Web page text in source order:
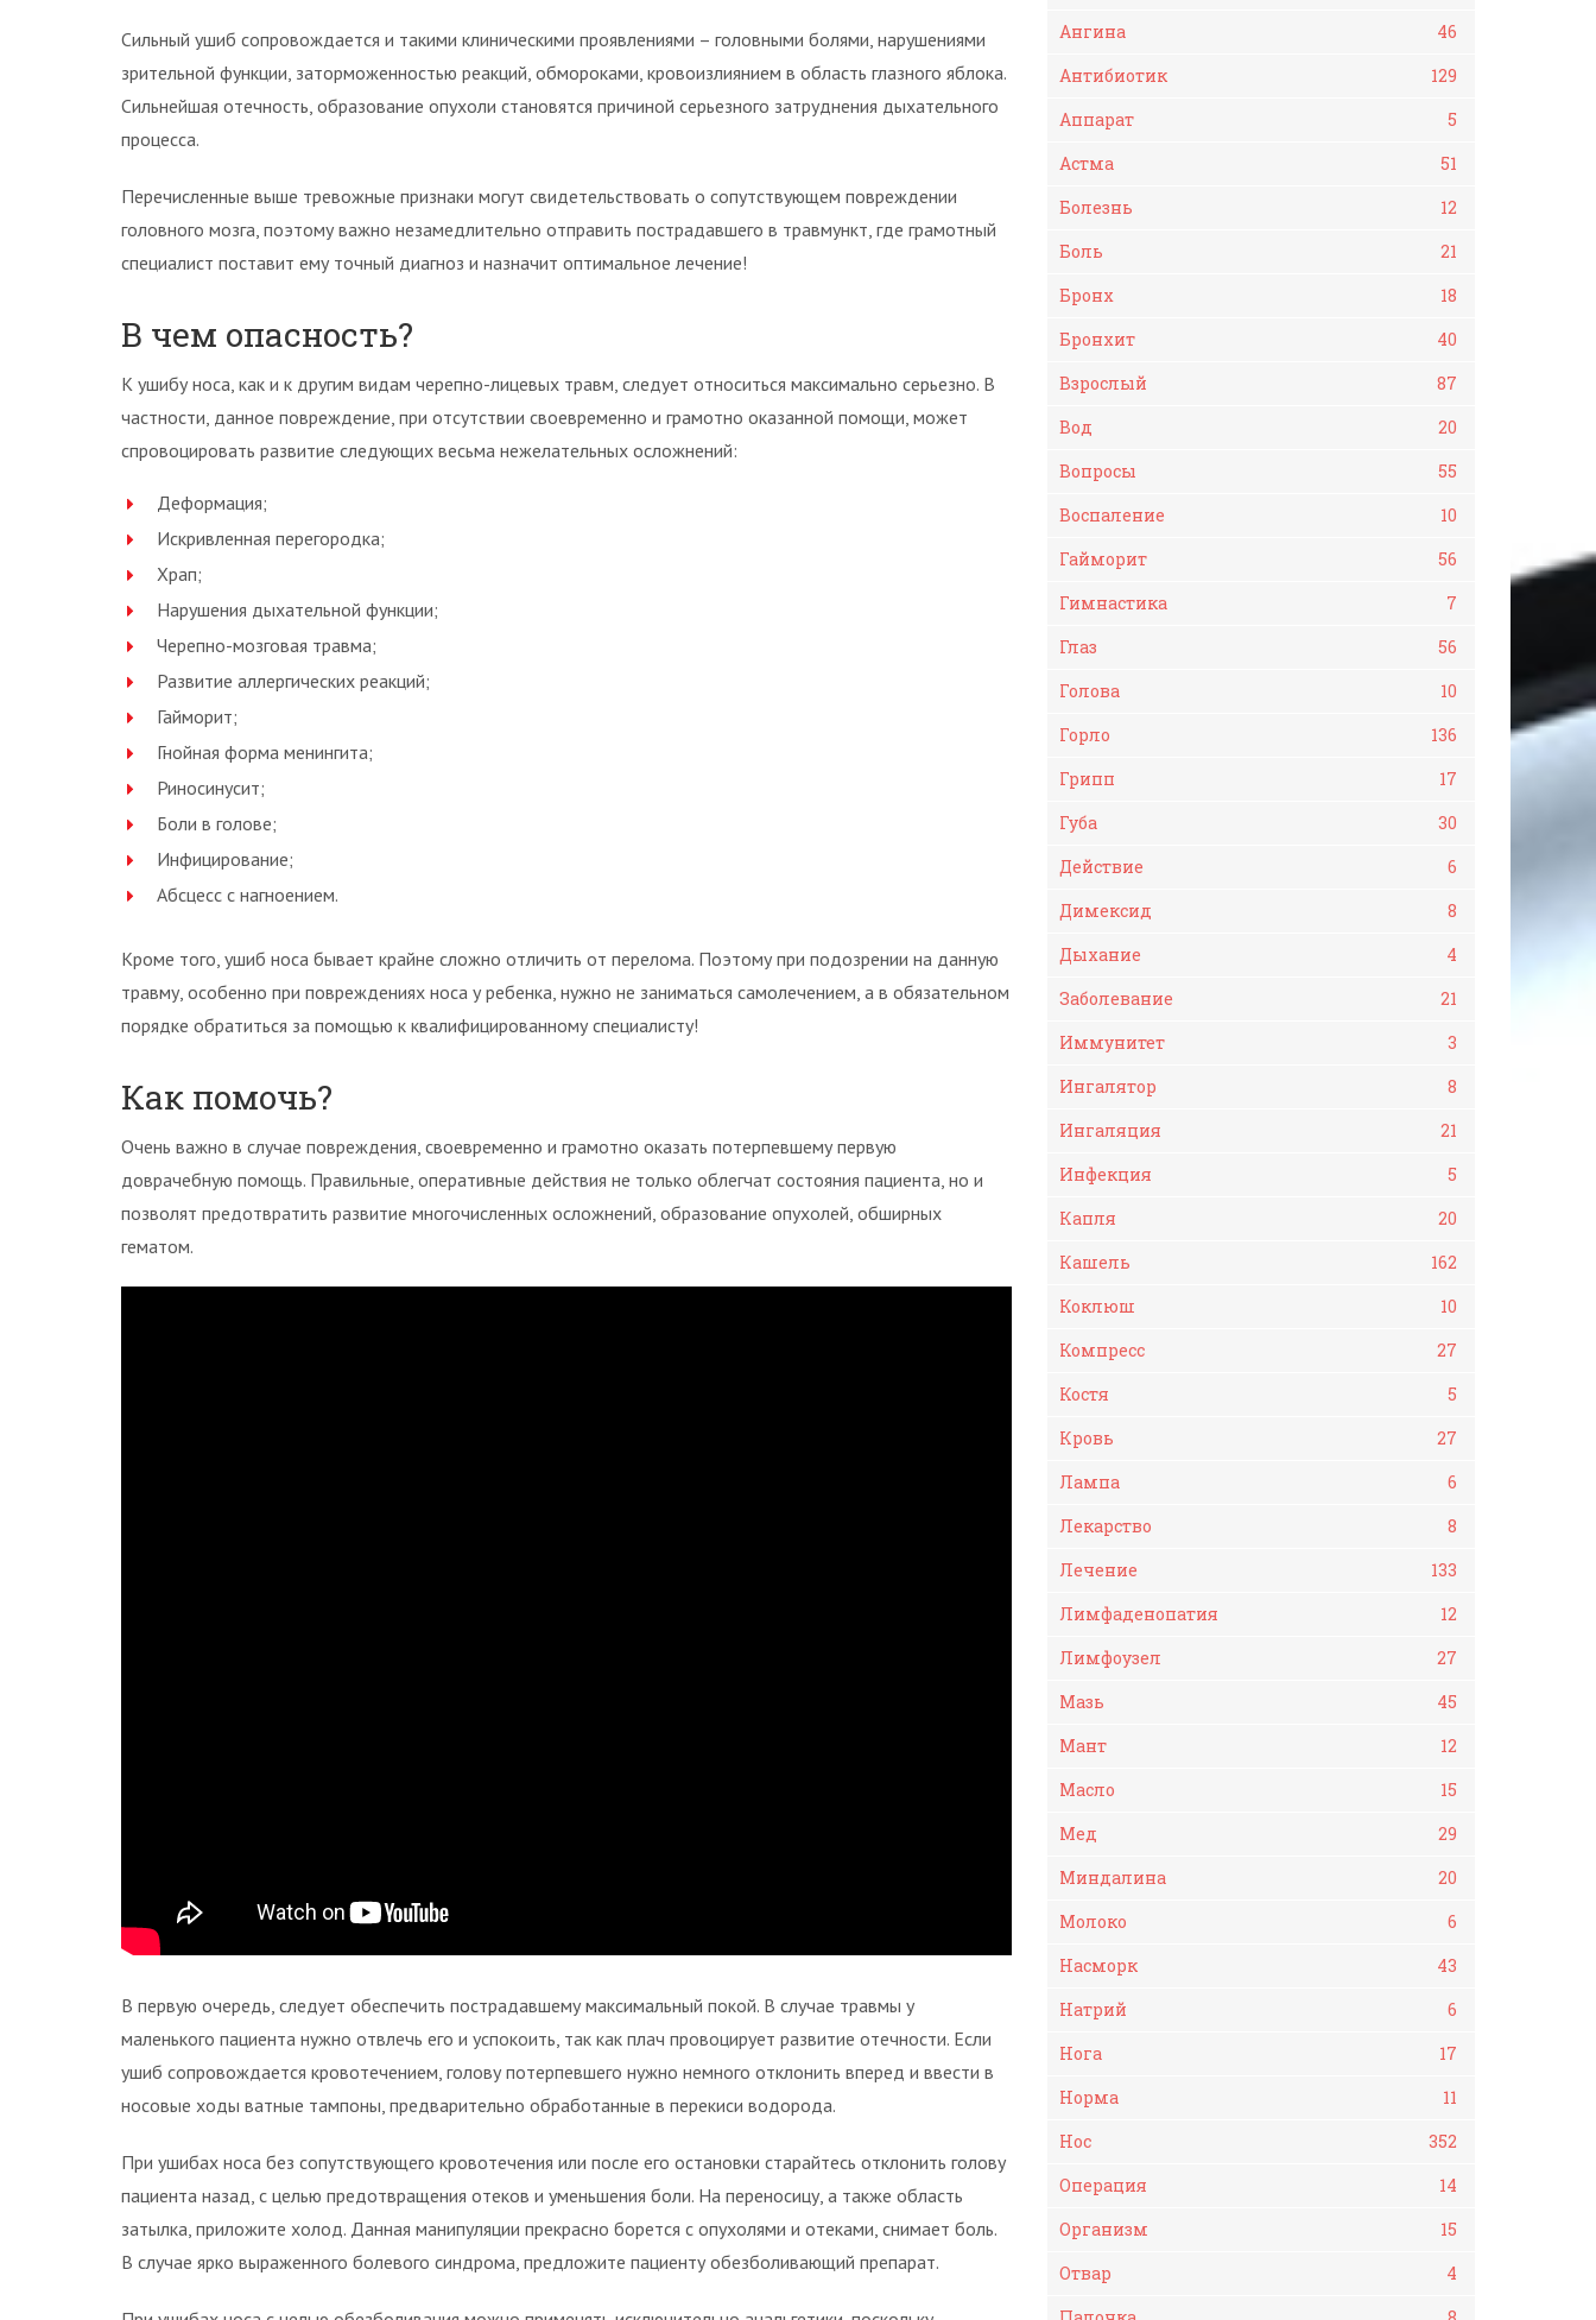
Сильный ушиб сопровождается и такими клиническими проявлениями – головными болями, нарушениями
зрительной функции, заторможенностью реакций, обмороками, кровоизлиянием в область глазного яблока.
Сильнейшая отечность, образование опухоли становятся причиной серьезного затруднения дыхательного
процесса.
Перечисленные выше тревожные признаки могут свидетельствовать о сопутствующем повреждении
головного мозга, поэтому важно незамедлительно отправить пострадавшего в травмункт, где грамотный
специалист поставит ему точный диагноз и назначит оптимальное лечение!
В чем опасность?
К ушибу носа, как и к другим видам черепно-лицевых травм, следует относиться максимально серьезно. В
частности, данное повреждение, при отсутствии своевременно и грамотно оказанной помощи, может
спровоцировать развитие следующих весьма нежелательных осложнений:
Деформация;
Искривленная перегородка;
Храп;
Нарушения дыхательной функции;
Черепно-мозговая травма;
Развитие аллергических реакций;
Гайморит;
Гнойная форма менингита;
Риносинусит;
Боли в голове;
Инфицирование;
Абсцесс с нагноением.
Кроме того, ушиб носа бывает крайне сложно отличить от перелома. Поэтому при подозрении на данную
травму, особенно при повреждениях носа у ребенка, нужно не заниматься самолечением, а в обязательном
порядке обратиться за помощью к квалифицированному специалисту!
Как помочь?
Очень важно в случае повреждения, своевременно и грамотно оказать потерпевшему первую
доврачебную помощь. Правильные, оперативные действия не только облегчат состояния пациента, но и
позволят предотвратить развитие многочисленных осложнений, образование опухолей, обширных
гематом.
В первую очередь, следует обеспечить пострадавшему максимальный покой. В случае травмы у
маленького пациента нужно отвлечь его и успокоить, так как плач провоцирует развитие отечности. Если
ушиб сопровождается кровотечением, голову потерпевшего нужно немного отклонить вперед и ввести в
носовые ходы ватные тампоны, предварительно обработанные в перекиси водорода.
При ушибах носа без сопутствующего кровотечения или после его остановки старайтесь отклонить голову
пациента назад, с целью предотвращения отеков и уменьшения боли. На переносицу, а также область
затылка, приложите холод. Данная манипуляции прекрасно борется с опухолями и отеками, снимает боль.
В случае ярко выраженного болевого синдрома, предложите пациенту обезболивающий препарат.
Ангина
46
Антибиотик
129
Аппарат
5
Астма
51
Болезнь
12
Боль
21
Бронх
18
Бронхит
40
Взрослый
87
Вод
20
Вопросы
55
Воспаление
10
Гайморит
56
Гимнастика
7
Глаз
56
Голова
10
Горло
136
Грипп
17
Губа
30
Действие
6
Димексид
8
Дыхание
4
Заболевание
21
Иммунитет
3
Ингалятор
8
Ингаляция
21
Инфекция
5
Капля
20
Кашель
162
Коклюш
10
Компресс
27
Костя
5
Кровь
27
Лампа
6
Лекарство
8
Лечение
133
Лимфаденопатия
12
Лимфоузел
27
Мазь
45
Мант
12
Масло
15
Мед
29
Миндалина
20
Молоко
6
Насморк
43
Натрий
6
Нога
17
Норма
11
Нос
352
Операция
14
Организм
15
Отвар
4